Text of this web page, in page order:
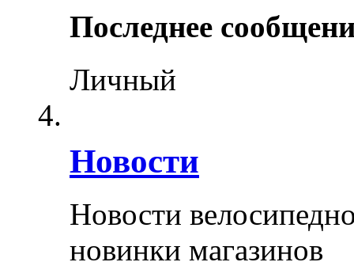
Последнее
Личный
Новости
Новости
новинки магазинов